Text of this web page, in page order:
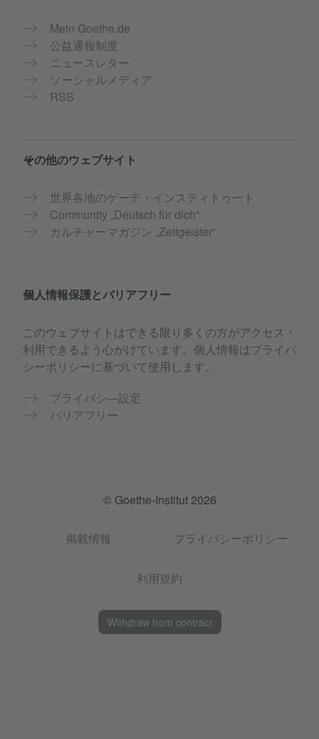
Mein Goethe.de
公益通報制度
ニュースレター
ソーシャルメディア
RSS
その他のウェブサイト
世界各地のゲーテ・インスティトゥート
Community „Deutsch für dich“
カルチャーマガジン „Zeitgeister“
個人情報保護とバリアフリー
このウェブサイトはできる限り多くの方がアクセス・
利用できるよう心がけています。個人情報はプライバ
シーポリシーに基づいて使用します。
プライバシ―設定
バリアフリー
© Goethe-Institut 2026
掲載情報 プライバシーポリシー
利用規約
Withdraw from contract